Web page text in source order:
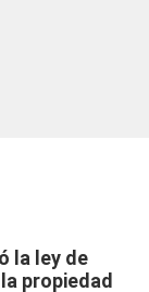
la ley de
propiedad